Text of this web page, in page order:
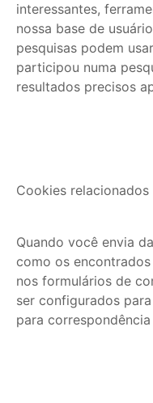
interessantes,
nossa base de
pesquisas podem
participou numa
resultados precisos
Cookies
Quando você envia
como os
nos formulários de
ser configurados
para